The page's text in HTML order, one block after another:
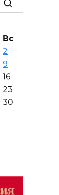
Вс
2
9
16
23
30